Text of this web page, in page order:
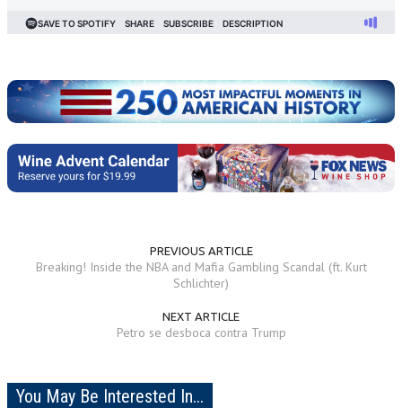
PREVIOUS ARTICLE
Breaking! Inside the NBA and Mafia Gambling Scandal (ft. Kurt
Schlichter)
NEXT ARTICLE
Petro se desboca contra Trump
You May Be Interested In...